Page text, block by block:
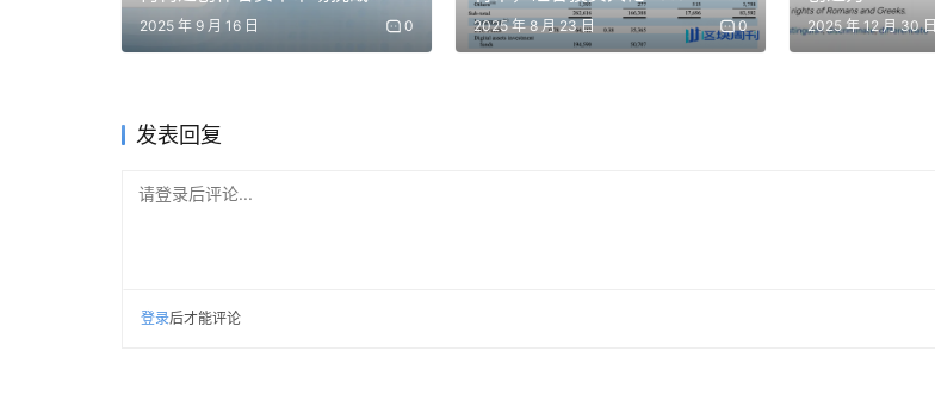
这里需要先解释一下，什么是 13F。
Twitch与Kick
2025 年 9 月 16 日 0
带头坐镇支持 | BlockWeeks
2025 年 8 月 23 日 0 2025 年 12 月 30 日
发表回复
请登录后评论...
登录后才能评论